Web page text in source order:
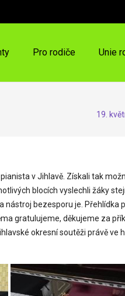
Pro rodiče Unie
19.
v Jihlavě. Získali tak
blocích vyslechli žáky
bezesporu je. Přehlídka
gratulujeme, děkujeme za
okresní soutěži právě ve